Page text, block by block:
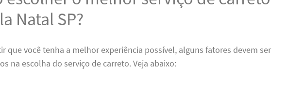
Natal SP?
que você tenha a melhor experiência possível, alguns fatores devem ser
na escolha do serviço de carreto. Veja abaixo: